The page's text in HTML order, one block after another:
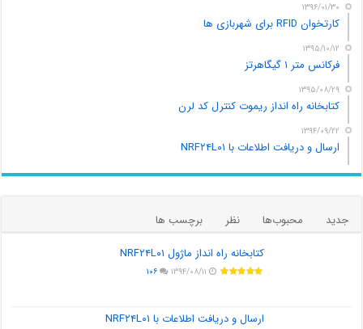
۱۳۹۶/۰۱/۳۰
کارتخوان RFID برای شهربازی ها
۱۳۹۵/۱۰/۱۲
فرکانس متر ۱ گیگاهرتز
۱۳۹۵/۰۸/۲۹
کتابخانه راه انداز ریموت کنترل کد لرن
۱۳۹۴/۰۹/۲۲
ارسال و دریافت اطلاعات با NRF۲۴L۰۱
جدید محبوب‌ها نظر
برچسب ها
کتابخانه راه انداز ماژول NRF۲۴L۰۱
۱۳۹۴/۰۸/۱۱ ۱۰۶
ارسال و دریافت اطلاعات با NRF۲۴L۰۱